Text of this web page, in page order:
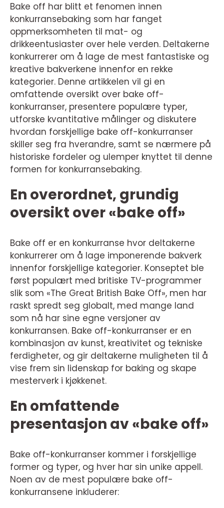
Bake off har blitt et fenomen innen
konkurransebaking som har fanget
oppmerksomheten til mat- og
drikkeentusiaster over hele verden. Deltakerne
konkurrerer om å lage de mest fantastiske og
kreative bakverkene innenfor en rekke
kategorier. Denne artikkelen vil gi en
omfattende oversikt over bake off-
konkurranser, presentere populære typer,
utforske kvantitative målinger og diskutere
hvordan forskjellige bake off-konkurranser
skiller seg fra hverandre, samt se nærmere på
historiske fordeler og ulemper knyttet til denne
formen for konkurransebaking.
En overordnet, grundig
oversikt over «bake off»
Bake off er en konkurranse hvor deltakerne
konkurrerer om å lage imponerende bakverk
innenfor forskjellige kategorier. Konseptet ble
først populært med britiske TV-programmer
slik som «The Great British Bake Off», men har
raskt spredt seg globalt, med mange land
som nå har sine egne versjoner av
konkurransen. Bake off-konkurranser er en
kombinasjon av kunst, kreativitet og tekniske
ferdigheter, og gir deltakerne muligheten til å
vise frem sin lidenskap for baking og skape
mesterverk i kjøkkenet.
En omfattende
presentasjon av «bake off»
Bake off-konkurranser kommer i forskjellige
former og typer, og hver har sin unike appell.
Noen av de mest populære bake off-
konkurransene inkluderer: